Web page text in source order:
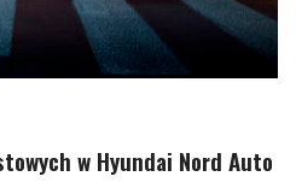
w Hyundai Nord Auto